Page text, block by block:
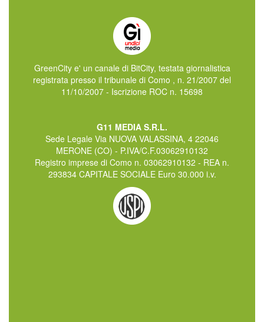
GreenCity e' un canale di BitCity, testata giornalistica
registrata presso il tribunale di Como , n. 21/2007 del
11/10/2007 - Iscrizione ROC n. 15698
G11 MEDIA S.R.L.
Sede Legale Via NUOVA VALASSINA, 4 22046
MERONE (CO) - P.IVA/C.F.03062910132
Registro imprese di Como n. 03062910132 - REA n.
293834 CAPITALE SOCIALE Euro 30.000 i.v.